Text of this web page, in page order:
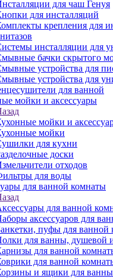
для чаш Генуя
для инсталляций
крепления для
инсталляции для
бачки скрытого
устройства для
устройства для
для ванной
мойки и аксессуары
мойки и
мойки
для кухни
доски
отходов
для воды
для ванной комнаты
для ванной
аксессуаров для
пуфы для ванной
для ванны, душевой и
для ванной
для ванной
и ящики для